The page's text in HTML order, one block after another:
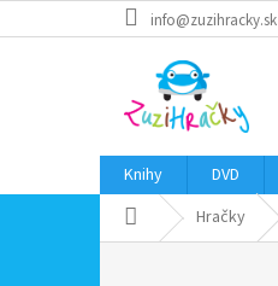
na
info@zuzihracky.sk
Knihy DVD
DomovHračky